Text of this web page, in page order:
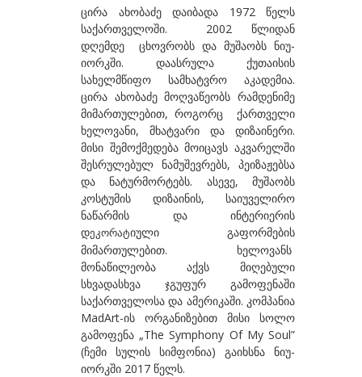
ბჟალავა ჯემალ
ბუგიანი ირაკლი
გაბიანი ირინა
გაგოშიძე გიორგი
გაგოშიძე ნანა
გაგოშიძე ნინო
გამსახურდია ნინა
გეგია ალექსი
გველესიანი მაგდა
გვეტაძე თეა
გზირიშვილი ანა
ცირა ახობაძე დაიბადა 1972 წელს
საქართველოში. 2002 წლიდან
დღემდე ცხოვრობს და მუშაობს ნიუ-
იორკში. დაასრულა ქუთაისის
სახელმწიფო სამხატვრო აკადემია.
ცირა ახობაძე მოღვაწეობს რამდენიმე
მიმართულებით, როგორც
ქართველი
ხელოვანი, მხატვარი და დიზაინერი.
მისი შემოქმედება მოიცავს აკვარელში
შესრულებულ ნამუშევრებს, პეიზაჟებსა
და ნატურმორტებს. ასევე, მუშაობს
კოსტუმის დიზაინის, საიუველირო
ნაწარმის და ინტერიერის
დეკორატიული გაფორმების
მიმართულებით. ხელოვანს
მონაწილეობა აქვს მიღებული
სხვადასხვა ჯგუფურ გამოფენაში
საქართველოსა და ამერიკაში. კომპანია
MadArt-ის ორგანიზებით მისი სოლო
გამოფენა „The Symphony Of My Soul”
(ჩემი სულის სიმფონია) გაიხსნა ნიუ-
იორკში 2017 წელს.